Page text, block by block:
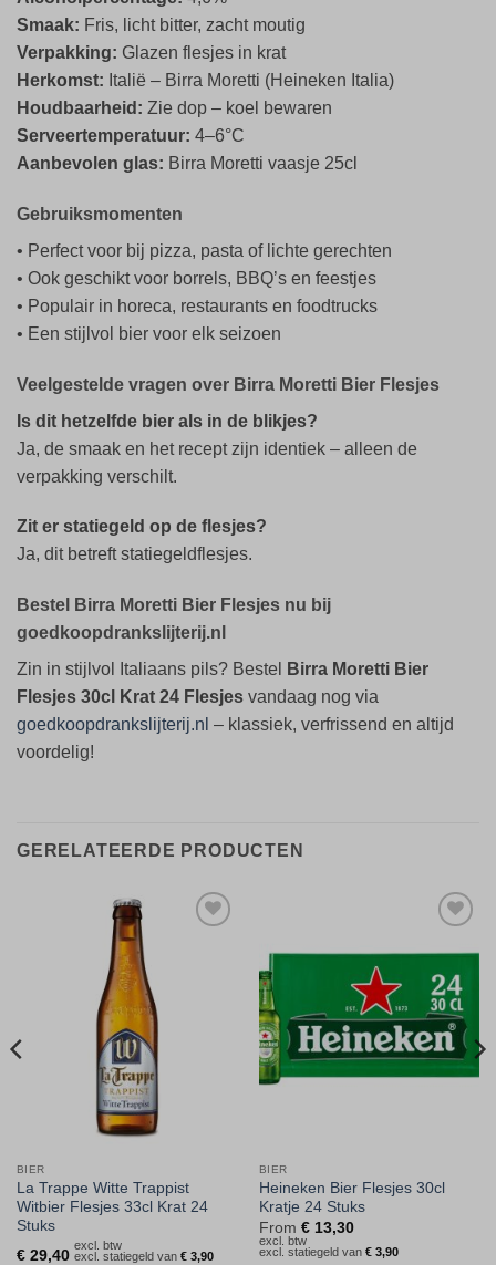
Smaak: Fris, licht bitter, zacht moutig
Verpakking: Glazen flesjes in krat
Herkomst: Italië – Birra Moretti (Heineken Italia)
Houdbaarheid: Zie dop – koel bewaren
Serveertemperatuur: 4–6°C
Aanbevolen glas: Birra Moretti vaasje 25cl
Gebruiksmomenten
• Perfect voor bij pizza, pasta of lichte gerechten
• Ook geschikt voor borrels, BBQ’s en feestjes
• Populair in horeca, restaurants en foodtrucks
• Een stijlvol bier voor elk seizoen
Veelgestelde vragen over Birra Moretti Bier Flesjes
Is dit hetzelfde bier als in de blikjes?
Ja, de smaak en het recept zijn identiek – alleen de
verpakking verschilt.
Zit er statiegeld op de flesjes?
Ja, dit betreft statiegeldflesjes.
Bestel Birra Moretti Bier Flesjes nu bij
goedkoopdrankslijterij.nl
Zin in stijlvol Italiaans pils? Bestel
Birra Moretti Bier
Flesjes 30cl Krat 24 Flesjes vandaag nog via
goedkoopdrankslijterij.nl – klassiek, verfrissend en altijd
voordelig!
GERELATEERDE PRODUCTEN
BIER
La Trappe Witte Trappist
Witbier Flesjes 33cl Krat 24
Stuks
€29,40
excl. btw
excl. statiegeld van €3,90
aan
verlanglijst
BIER
Heineken Bier Flesjes 30cl
Kratje 24 Stuks
From €13,30
excl. btw
excl. statiegeld van €3,90